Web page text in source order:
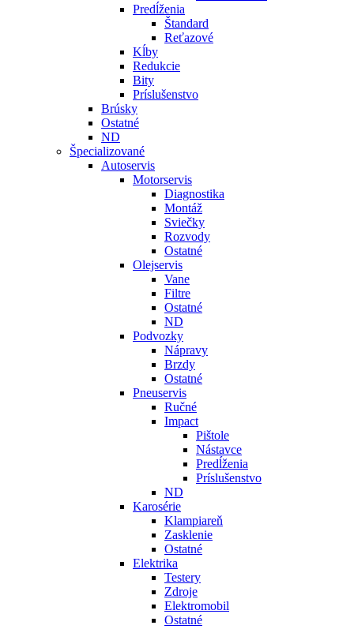
Predĺženia
Štandard
Reťazové
Kĺby
Redukcie
Bity
Príslušenstvo
Brúsky
Ostatné
ND
Špecializované
Autoservis
Motorservis
Diagnostika
Montáž
Sviečky
Rozvody
Ostatné
Olejservis
Vane
Filtre
Ostatné
ND
Podvozky
Nápravy
Brzdy
Ostatné
Pneuservis
Ručné
Impact
Pištole
Nástavce
Predĺženia
Príslušenstvo
ND
Karosérie
Klampiareň
Zasklenie
Ostatné
Elektrika
Testery
Zdroje
Elektromobil
Ostatné